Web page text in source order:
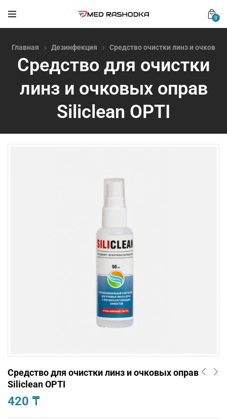
0
Главная Дезинфекция Средство очистки линз и очков
Средство для очистки
линз и очковых оправ
Siliclean OPTI
Средство для очистки линз и очковых оправ
Siliclean OPTI
420 ₸